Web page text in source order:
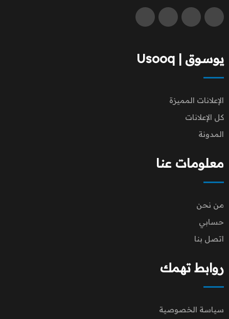
يوسوق | Usooq
الإعلانات المميزة
كل الإعلانات
المدونة
معلومات عنا
من نحن
حسابي
اتصل بنا
روابط تهمك
سياسة الخصوصية